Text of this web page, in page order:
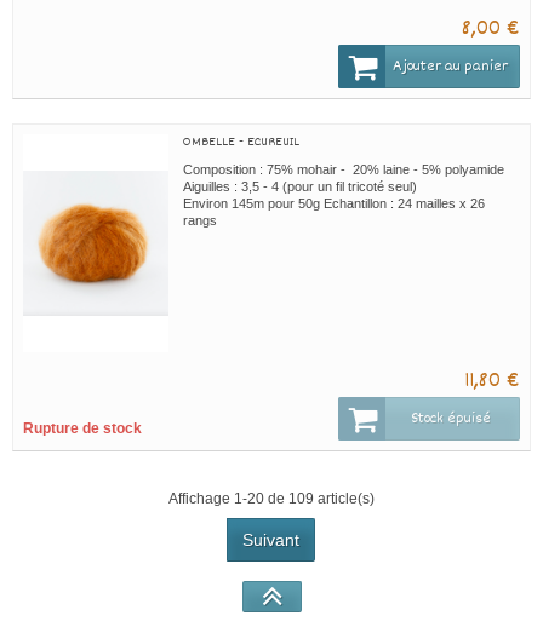
8,00 €
Ajouter au panier
OMBELLE - ECUREUIL
Composition : 75% mohair - 20% laine - 5% polyamide
Aiguilles : 3,5 - 4 (pour un fil tricoté seul)
Environ 145m pour 50g Echantillon : 24 mailles x 26
rangs
11,80 €
Rupture de stock Stock épuisé
Affichage 1-20 de 109 article(s)
Suivant